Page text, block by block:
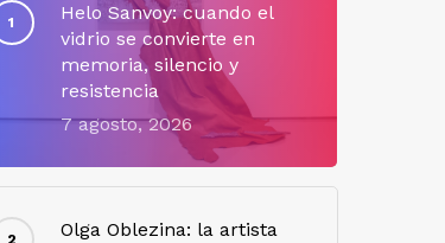
Helo Sanvoy: cuando el
vidrio se convierte en
memoria, silencio y
resistencia
7 agosto, 2026
Olga Oblezina: la artista